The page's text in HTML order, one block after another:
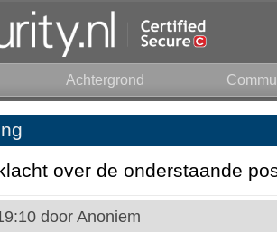
Achtergrond
over de onderstaande
door Anoniem